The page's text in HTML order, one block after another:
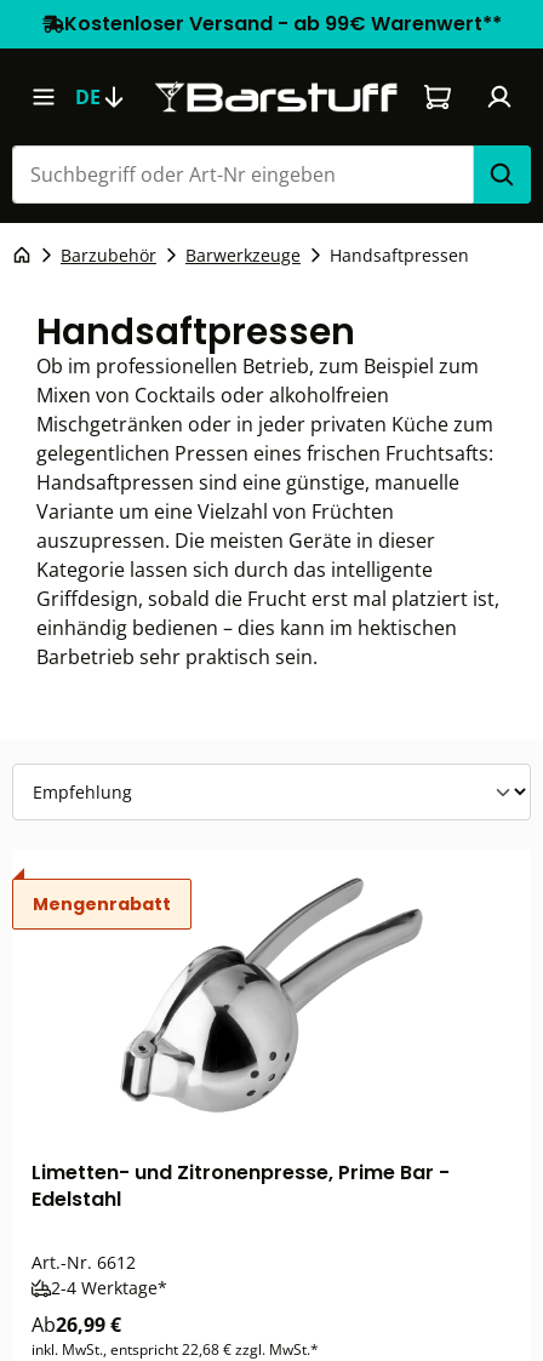
Kostenloser Versand - ab 99€ Warenwert**
DE Warenkorb
Barzubehör Barwerkzeuge Handsaftpressen
Handsaftpressen
Ob im professionellen Betrieb, zum Beispiel zum
Mixen von Cocktails oder alkoholfreien
Mischgetränken oder in jeder privaten Küche zum
gelegentlichen Pressen eines frischen Fruchtsafts:
Handsaftpressen sind eine günstige, manuelle
Variante um eine Vielzahl von Früchten
auszupressen. Die meisten Geräte in dieser
Kategorie lassen sich durch das intelligente
Griffdesign, sobald die Frucht erst mal platziert ist,
einhändig bedienen – dies kann im hektischen
Barbetrieb sehr praktisch sein.
Mengenrabatt
Limetten- und Zitronenpresse, Prime Bar -
Edelstahl
Art.-Nr. 6612
2-4 Werktage*
Ab26,99 €
inkl. MwSt., entspricht 22,68 € zzgl. MwSt.*